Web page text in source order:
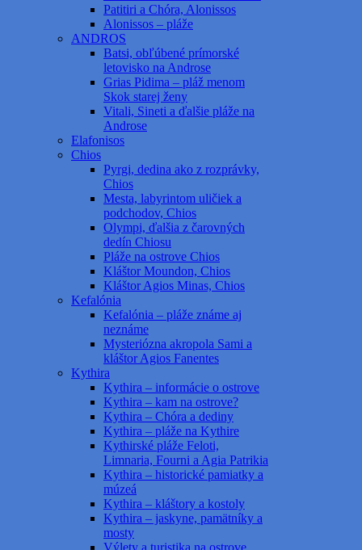
Patitiri a Chóra, Alonissos
Alonissos – pláže
ANDROS
Batsi, obľúbené prímorské
letovisko na Androse
Grias Pidima – pláž menom
Skok starej ženy
Vitali, Sineti a ďalšie pláže na
Androse
Elafonisos
Chios
Pyrgi, dedina ako z rozprávky,
Chios
Mesta, labyrintom uličiek a
podchodov, Chios
Olympi, ďalšia z čarovných
dedín Chiosu
Pláže na ostrove Chios
Kláštor Moundon, Chios
Kláštor Agios Minas, Chios
Kefalónia
Kefalónia – pláže známe aj
neznáme
Mysteriózna akropola Sami a
kláštor Agios Fanentes
Kythira
Kythira – informácie o ostrove
Kythira – kam na ostrove?
Kythira – Chóra a dediny
Kythira – pláže na Kythire
Kythirské pláže Feloti,
Limnaria, Fourni a Agia Patrikia
Kythira – historické pamiatky a
múzeá
Kythira – kláštory a kostoly
Kythira – jaskyne, pamätníky a
mosty
Výlety a turistika na ostrove